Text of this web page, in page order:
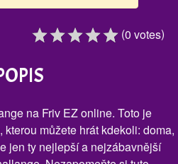
(0 votes)
na Friv EZ online. Toto je
můžete hrát kdekoli: doma,
jen ty nejlepší a nejzábavnější